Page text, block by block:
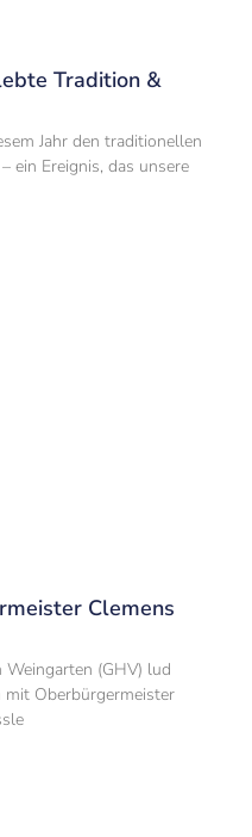
Tradition &
Jahr den traditionellen
ein Ereignis, das unsere
Clemens
(GHV) lud
mit Oberbürgermeister